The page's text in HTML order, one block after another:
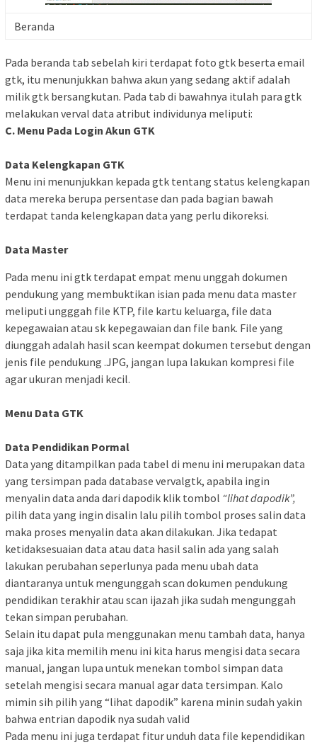
Beranda
Pada beranda tab sebelah kiri terdapat foto gtk beserta email
gtk, itu menunjukkan bahwa akun yang sedang aktif adalah
milik gtk bersangkutan. Pada tab di bawahnya itulah para gtk
melakukan verval data atribut individunya meliputi:
C. Menu Pada Login Akun GTK
Data Kelengkapan GTK
Menu ini menunjukkan kepada gtk tentang status kelengkapan
data mereka berupa persentase dan pada bagian bawah
terdapat tanda kelengkapan data yang perlu dikoreksi.
Data Master
Pada menu ini gtk terdapat empat menu unggah dokumen
pendukung yang membuktikan isian pada menu data master
meliputi ungggah file KTP, file kartu keluarga, file data
kepegawaian atau sk kepegawaian dan file bank. File yang
diunggah adalah hasil scan keempat dokumen tersebut dengan
jenis file pendukung .JPG, jangan lupa lakukan kompresi file
agar ukuran menjadi kecil.
Menu Data GTK
Data Pendidikan Pormal
Data yang ditampilkan pada tabel di menu ini merupakan data
yang tersimpan pada database vervalgtk, apabila ingin
menyalin data anda dari dapodik klik tombol “lihat dapodik”,
pilih data yang ingin disalin lalu pilih tombol proses salin data
maka proses menyalin data akan dilakukan. Jika tedapat
ketidaksesuaian data atau data hasil salin ada yang salah
lakukan perubahan seperlunya pada menu ubah data
diantaranya untuk mengunggah scan dokumen pendukung
pendidikan terakhir atau scan ijazah jika sudah mengunggah
tekan simpan perubahan.
Selain itu dapat pula menggunakan menu tambah data, hanya
saja jika kita memilih menu ini kita harus mengisi data secara
manual, jangan lupa untuk menekan tombol simpan data
setelah mengisi secara manual agar data tersimpan. Kalo
mimin sih pilih yang “lihat dapodik” karena minin sudah yakin
bahwa entrian dapodik nya sudah valid
Pada menu ini juga terdapat fitur unduh data file kependidikan